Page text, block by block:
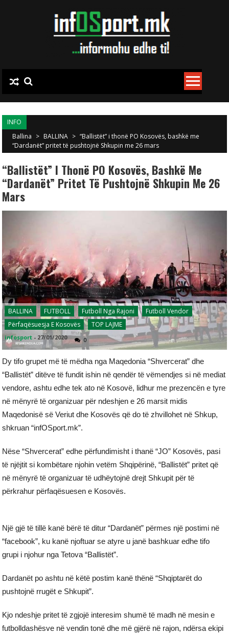
INFO
Ballina > BALLINA > “Ballistët” i thonë PO Kosovës, bashkë me
“Dardanët” pritet të pushtojnë Shkupin me 26 mars
“Ballistët” I Thonë PO Kosovës, Bashkë Me
“Dardanët” Pritet Të Pushtojnë Shkupin Me 26
Mars
BALLINA FUTBOLL Futboll Nga Rajoni
Futboll Vendor
Përfaqësuesja E Kosovës
TOP LAJME
infosport - 27/01/2020 0
Dy tifo grupet më të mëdha nga Maqedonia “Shvercerat” dhe
“Ballistët” ditëve të fundit ishin në qendër të vëmendjes si në mediat
vendore, ashtu edhe tek ato në Kosovë, lidhur me prezencën e tyre
në mënyrë të organizuar për ndeshjen e 26 marsit midis
Maqedonisë së Veriut dhe Kosovës që do të zhvillohet në Shkup,
shkruan “infOSport.mk”.
Nëse “Shvercerat” edhe përfundimisht i thanë “JO” Kosovës, pasi
të njëjtit si kombëtare njohin vetëm Shqipërinë, “Ballistët” pritet që
në mënyrë të organizuar të udhëytojnë drejt Shkupit për të
përkrahur përfaqësuesen e Kosovës.
Një gjë të tillë kanë bërë të ditur “Dardanët” përmes një postimi në
“facebook”, ku kanë njoftuar se atyre u janë bashkuar edhe tifo
grupi i njohur nga Tetova “Ballistët”.
Dardanët po ashtu në këtë postim kanë thënë “Shqiptarët do
pushtojnë rrugët e Shkupit”.
Kjo ndeshje pritet të zgjojë interesim shumë të madh në mesin e
futbolldashësve në vendin tonë dhe më gjërë në rajon, ndërsa ekipi